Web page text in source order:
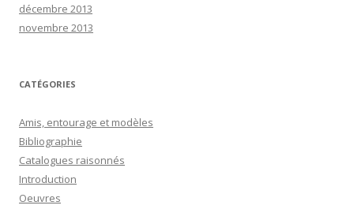
décembre 2013
novembre 2013
CATÉGORIES
Amis, entourage et modèles
Bibliographie
Catalogues raisonnés
Introduction
Oeuvres